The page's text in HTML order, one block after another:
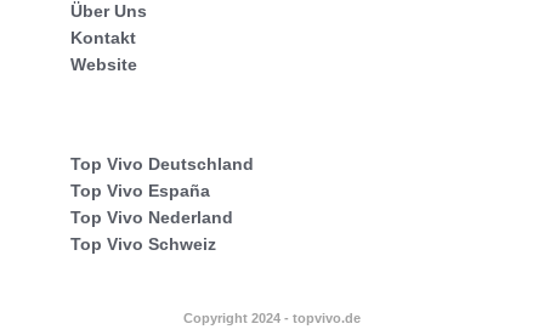
Über Uns
Kontakt
Website
Top Vivo Deutschland
Top Vivo España
Top Vivo Nederland
Top Vivo Schweiz
Copyright 2024 - topvivo.de